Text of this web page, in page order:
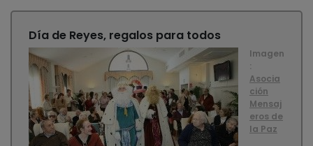
Día de Reyes, regalos para todos
Imagen
:
Asocia
ción
Mensaj
eros de
la Paz